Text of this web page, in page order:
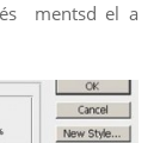
mentsd el a